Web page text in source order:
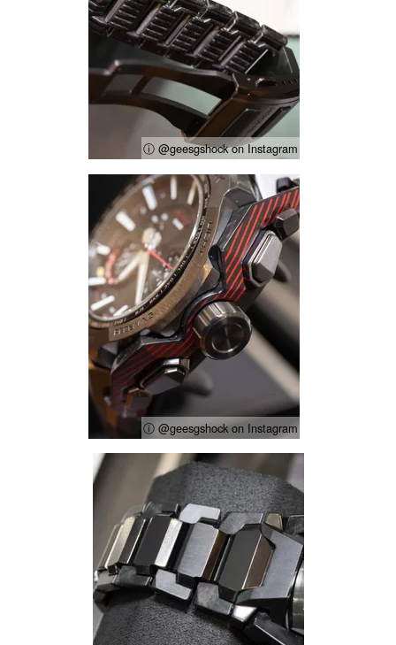
ⓘ @geesgshock on Instagram
ⓘ @geesgshock on Instagram